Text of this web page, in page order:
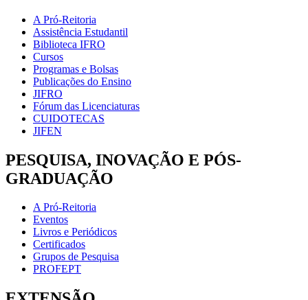
A Pró-Reitoria
Assistência Estudantil
Biblioteca IFRO
Cursos
Programas e Bolsas
Publicações do Ensino
JIFRO
Fórum das Licenciaturas
CUIDOTECAS
JIFEN
PESQUISA, INOVAÇÃO E PÓS-
GRADUAÇÃO
A Pró-Reitoria
Eventos
Livros e Periódicos
Certificados
Grupos de Pesquisa
PROFEPT